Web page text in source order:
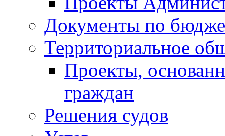
Документы по
Территориальное
Проекты,
граждан
Решения судов